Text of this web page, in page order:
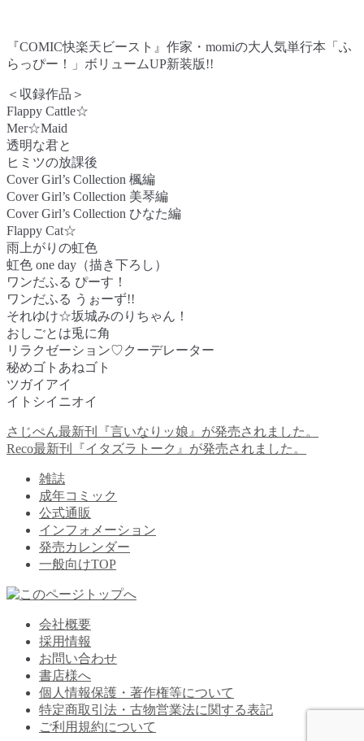
『COMIC快楽天ビースト』作家・momiの大人気単行本「ふ
らっぴー！」ボリュームUP新装版!!
＜収録作品＞
Flappy Cattle☆
Mer☆Maid
透明な君と
ヒミツの放課後
Cover Girl’s Collection 楓編
Cover Girl’s Collection 美琴編
Cover Girl’s Collection ひなた編
Flappy Cat☆
雨上がりの虹色
虹色 one day（描き下ろし）
ワンだふる ぴーす！
ワンだふる うぉーず!!
それゆけ☆坂城みのりちゃん！
おしごとは兎に角
リラクゼーション♡クーデレーター
秘めゴトあねゴト
ツガイアイ
イトシイニオイ
投
稿
シ
前
の
さじぺん最新刊『言いなりッ娘』が発売されました。
次
Reco最新刊『イタズラトーク』が発売されました。
雑誌
成年コミック
公式通販
インフォメーション
発売カレンダー
一般向けTOP
会社概要
採用情報
お問い合わせ
書店様へ
個人情報保護・著作権等について
特定商取引法・古物営業法に関する表記
ご利用規約について